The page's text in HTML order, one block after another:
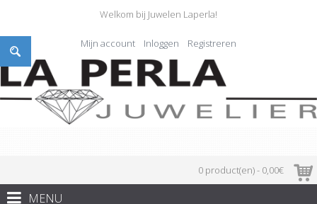
Welkom bij Juwelen Laperla!
Mijn account Inloggen Registreren
0 product(en) - 0,00€
MENU